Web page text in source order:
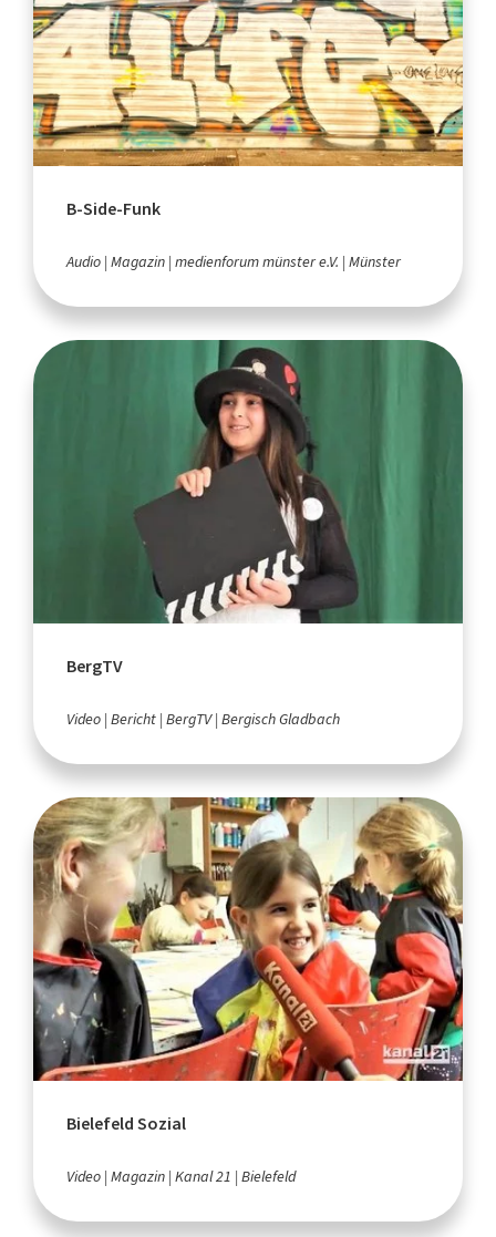
B-Side-Funk
Audio Magazin medienforum münster e.V. Münster
BergTV
Video Bericht BergTV Bergisch Gladbach
Bielefeld Sozial
Video Magazin Kanal 21 Bielefeld